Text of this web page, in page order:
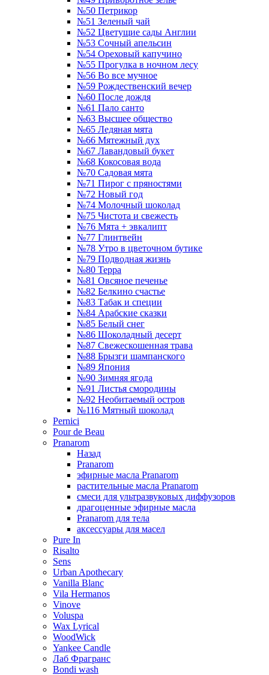
№50 Петрикор
№51 Зеленый чай
№52 Цветущие сады Англии
№53 Сочный апельсин
№54 Ореховый капучино
№55 Прогулка в ночном лесу
№56 Во все мучное
№59 Рождественский вечер
№60 После дождя
№61 Пало санто
№63 Высшее общество
№65 Ледяная мята
№66 Мятежный дух
№67 Лавандовый букет
№68 Кокосовая вода
№70 Садовая мята
№71 Пирог с пряностями
№72 Новый год
№74 Молочный шоколад
№75 Чистота и свежесть
№76 Мята + эвкалипт
№77 Глинтвейн
№78 Утро в цветочном бутике
№79 Подводная жизнь
№80 Терра
№81 Овсяное печенье
№82 Белкино счастье
№83 Табак и специи
№84 Арабские сказки
№85 Белый снег
№86 Шоколадный десерт
№87 Свежескошенная трава
№88 Брызги шампанского
№89 Япония
№90 Зимняя ягода
№91 Листья смородины
№92 Необитаемый остров
№116 Мятный шоколад
Pernici
Pour de Beau
Pranarom
Назад
Pranarom
эфирные масла Pranarom
растительные масла Pranarom
смеси для ультразвуковых диффузоров
драгоценные эфирные масла
Pranarom для тела
аксессуары для масел
Pure In
Risalto
Sens
Urban Apothecary
Vanilla Blanc
Vila Hermanos
Vinove
Voluspa
Wax Lyrical
WoodWick
Yankee Candle
Лаб Фрагранс
Bondi wash